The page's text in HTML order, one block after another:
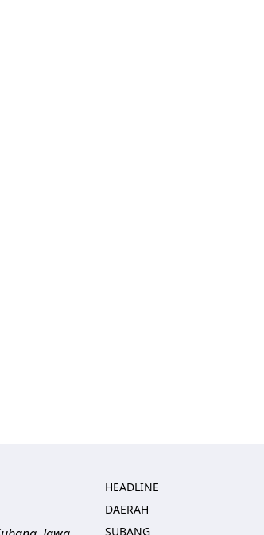
HEADLINE
DAERAH
SUBANG